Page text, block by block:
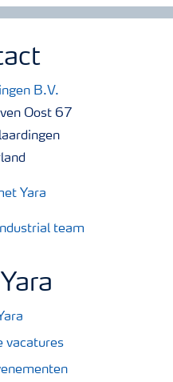
B.V.
Oost 67
Yara
team
vacatures